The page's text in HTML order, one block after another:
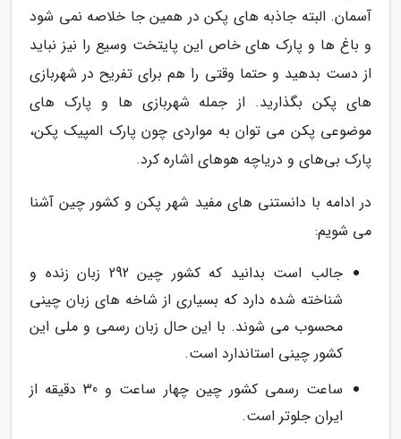
آسمان. البته جاذبه های پکن در همین جا خلاصه نمی شود
و باغ ها و پارک های خاص این پایتخت وسیع را نیز نباید
از دست بدهید و حتما وقتی را هم برای تفریح در شهربازی
های پکن بگذارید. از جمله شهربازی ها و پارک های
موضوعی پکن می توان به مواردی چون پارک المپیک پکن،
پارک بی‌های و دریاچه هوهای اشاره کرد.
در ادامه با دانستنی های مفید شهر پکن و کشور چین آشنا
می شویم:
جالب است بدانید که کشور چین 292 زبان زنده و
شناخته شده دارد که بسیاری از شاخه های زبان چینی
محسوب می شوند. با این حال زبان رسمی و ملی این
کشور چینی استاندارد است.
ساعت رسمی کشور چین چهار ساعت و 30 دقیقه از
ایران جلوتر است.